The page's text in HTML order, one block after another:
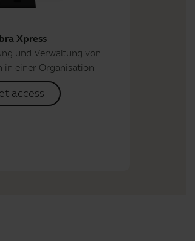
Xpress
und Verwaltung von
in einer Organisation
access